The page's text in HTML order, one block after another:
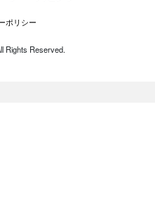
ポリシー
Rights Reserved.